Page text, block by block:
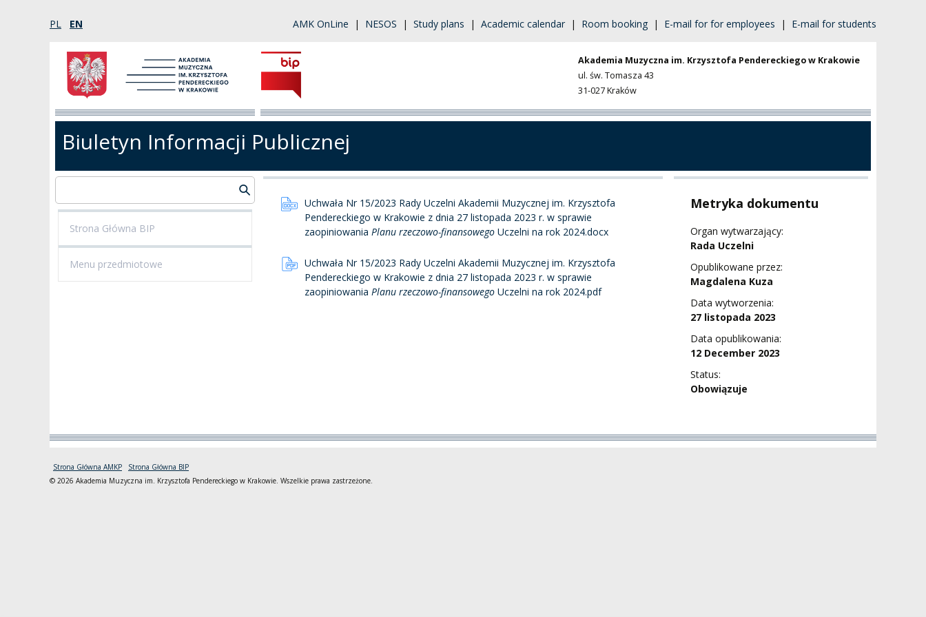
PL EN AMK OnLine | NESOS | Study plans | Academic calendar | Room booking | E-mail for for employees | E-mail for students
Akademia Muzyczna im. Krzysztofa Pendereckiego w Krakowie
ul. św. Tomasza 43
31-027 Kraków
Biuletyn Informacji Publicznej
Strona Główna BIP
Menu przedmiotowe
Metryka dokumentu
Organ wytwarzający:
Rada Uczelni
Opublikowane przez:
Magdalena Kuza
Data wytworzenia:
27 listopada 2023
Data opublikowania:
12 December 2023
Status:
Obowiązuje
Uchwała Nr 15/2023 Rady Uczelni Akademii Muzycznej im. Krzysztofa
Pendereckiego w Krakowie z dnia 27 listopada 2023 r. w sprawie
zaopiniowaniaPlanu rzeczowo-finansowego Uczelni na rok 2024.docx
Uchwała Nr 15/2023 Rady Uczelni Akademii Muzycznej im. Krzysztofa
Pendereckiego w Krakowie z dnia 27 listopada 2023 r. w sprawie
zaopiniowaniaPlanu rzeczowo-finansowego Uczelni na rok 2024.pdf
Strona Główna AMKP
Strona Główna BIP
© 2026 Akademia Muzyczna im. Krzysztofa Pendereckiego w Krakowie. Wszelkie prawa zastrzeżone.